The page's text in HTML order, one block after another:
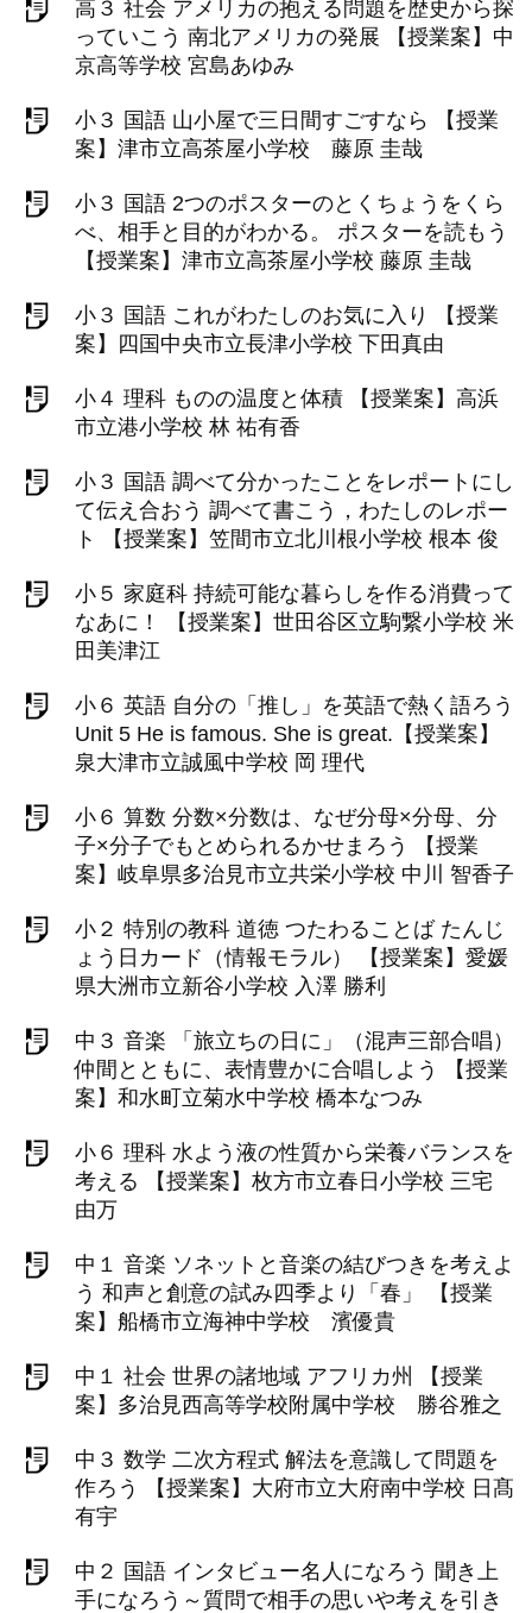
高３ 社会 アメリカの抱える問題を歴史から探
っていこう 南北アメリカの発展 【授業案】中
京高等学校 宮島あゆみ
小３ 国語 山小屋で三日間すごすなら 【授業
案】津市立高茶屋小学校 藤原 圭哉
小３ 国語 2つのポスターのとくちょうをくら
べ、相手と目的がわかる。 ポスターを読もう
【授業案】津市立高茶屋小学校 藤原 圭哉
小３ 国語 これがわたしのお気に入り 【授業
案】四国中央市立長津小学校 下田真由
小４ 理科 ものの温度と体積 【授業案】高浜
市立港小学校 林 祐有香
小３ 国語 調べて分かったことをレポートにし
て伝え合おう 調べて書こう，わたしのレポー
ト 【授業案】笠間市立北川根小学校 根本 俊
小５ 家庭科 持続可能な暮らしを作る消費って
なあに！ 【授業案】世田谷区立駒繋小学校 米
田美津江
小６ 英語 自分の「推し」を英語で熱く語ろう
Unit 5 He is famous. She is great.【授業案】
泉大津市立誠風中学校 岡 理代
小６ 算数 分数×分数は、なぜ分母×分母、分
子×分子でもとめられるかせまろう 【授業
案】岐阜県多治見市立共栄小学校 中川 智香子
小２ 特別の教科 道徳 つたわることば たんじ
ょう日カード（情報モラル） 【授業案】愛媛
県大洲市立新谷小学校 入澤 勝利
中３ 音楽 「旅立ちの日に」（混声三部合唱）
仲間とともに、表情豊かに合唱しよう 【授業
案】和水町立菊水中学校 橋本なつみ
小６ 理科 水よう液の性質から栄養バランスを
考える 【授業案】枚方市立春日小学校 三宅
由万
中１ 音楽 ソネットと音楽の結びつきを考えよ
う 和声と創意の試み四季より「春」 【授業
案】船橋市立海神中学校 濱優貴
中１ 社会 世界の諸地域 アフリカ州 【授業
案】多治見西高等学校附属中学校 勝谷雅之
中３ 数学 二次方程式 解法を意識して問題を
作ろう 【授業案】大府市立大府南中学校 日髙
有宇
中２ 国語 インタビュー名人になろう 聞き上
手になろう～質問で相手の思いや考えを引き